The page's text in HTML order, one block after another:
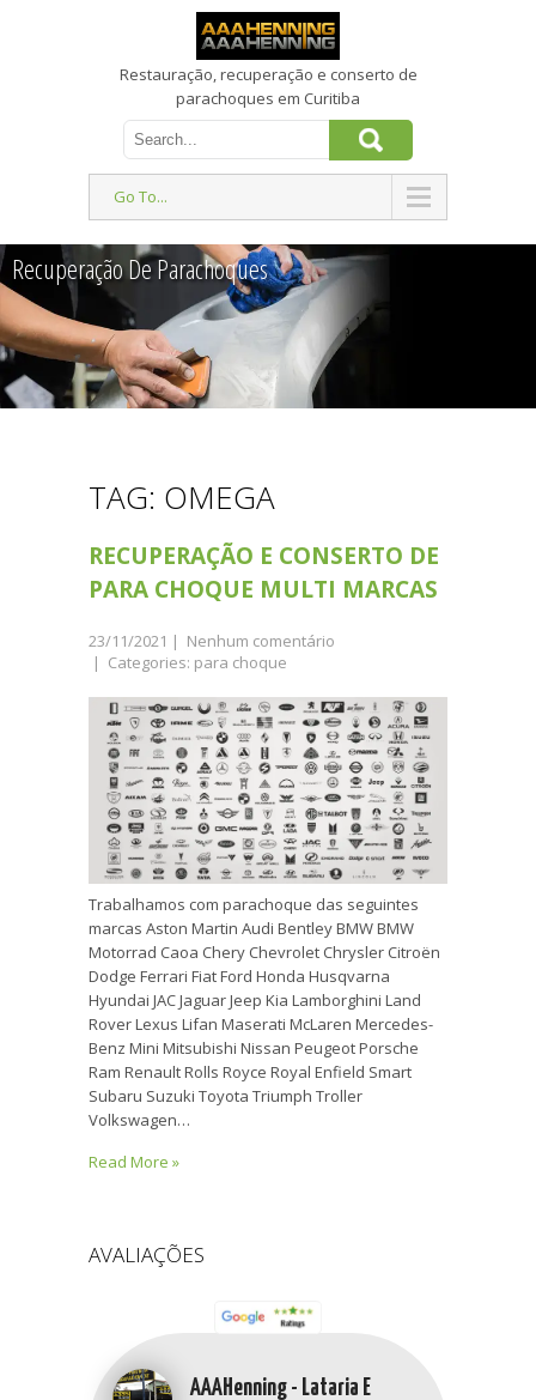
Restauração, recuperação e conserto de
parachoques em Curitiba
Go To...
Recuperação De Parachoques
TAG: OMEGA
RECUPERAÇÃO E CONSERTO DE
PARA CHOQUE MULTI MARCAS
23/11/2021 | Nenhum comentário
| Categories: para choque
Trabalhamos com parachoque das seguintes
marcas Aston Martin Audi Bentley BMW BMW
Motorrad Caoa Chery Chevrolet Chrysler Citroën
Dodge Ferrari Fiat Ford Honda Husqvarna
Hyundai JAC Jaguar Jeep Kia Lamborghini Land
Rover Lexus Lifan Maserati McLaren Mercedes-
Benz Mini Mitsubishi Nissan Peugeot Porsche
Ram Renault Rolls Royce Royal Enfield Smart
Subaru Suzuki Toyota Triumph Troller
Volkswagen…
Read More »
AVALIAÇÕES
AAAHenning - Lataria E